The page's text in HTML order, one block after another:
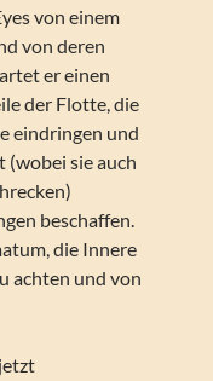
von einem
von deren
er einen
der Flotte, die
eindringen und
sie auch
beschaffen.
die Innere
achten und von